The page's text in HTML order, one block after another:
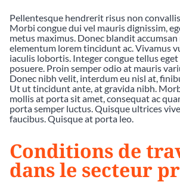
Pellentesque hendrerit risus non
Morbi congue dui vel mauris dignissim,
metus maximus. Donec blandit accumsan
elementum lorem tincidunt ac. Vivamus
iaculis lobortis. Integer congue tellus
posuere. Proin semper odio at mauris
Donec nibh velit, interdum eu nisl at,
Ut ut tincidunt ante, at gravida nibh.
mollis at porta sit amet, consequat ac
porta semper luctus. Quisque ultrices
faucibus. Quisque at porta leo.
Conditions de
dans le secteur